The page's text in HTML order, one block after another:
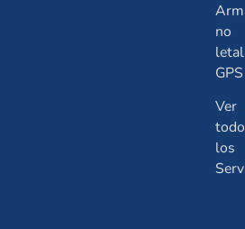
no
letal
GPS
Ver
los